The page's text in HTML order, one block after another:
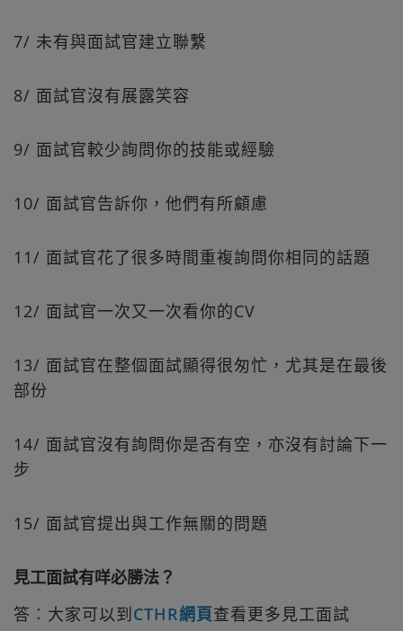
7/ 未有與面試官建立聯繫
8/ 面試官沒有展露笑容
9/ 面試官較少詢問你的技能或經驗
10/ 面試官告訴你，他們有所顧慮
11/ 面試官花了很多時間重複詢問你相同的話題
12/ 面試官一次又一次看你的CV
13/ 面試官在整個面試顯得很匆忙，尤其是在最後
部份
14/ 面試官沒有詢問你是否有空，亦沒有討論下一
步
15/ 面試官提出與工作無關的問題
見工面試有咩必勝法？
答︰大家可以到CTHR網頁查看更多見工面試